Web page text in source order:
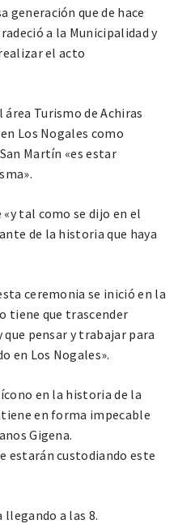
generación que de hace
a la Municipalidad y
el acto
Turismo de Achiras
Los Nogales como
Martín «es estar
tal como se dijo en el
de la historia que haya
ceremonia se inició en la
tiene que trascender
pensar y trabajar para
en Los Nogales».
en la historia de la
en forma impecable
Gigena.
estarán custodiando este
llegando a las 8.